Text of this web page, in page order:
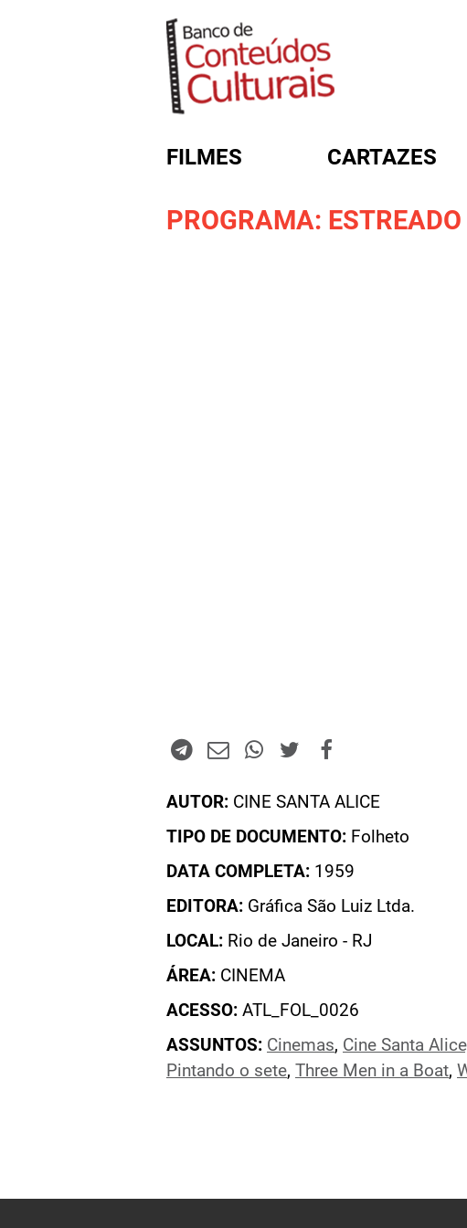
FILMES CARTAZES
PROGRAMA:
AUTOR: CINE SANTA ALICE
TIPO DE DOCUMENTO: Folheto
DATA COMPLETA: 1959
EDITORA: Gráfica São Luiz Ltda.
LOCAL: Rio de Janeiro - RJ
ÁREA: CINEMA
ACESSO: ATL_FOL_0026
ASSUNTOS: Cinemas, Cine Santa
Pintando o sete, Three Men in a Boat,